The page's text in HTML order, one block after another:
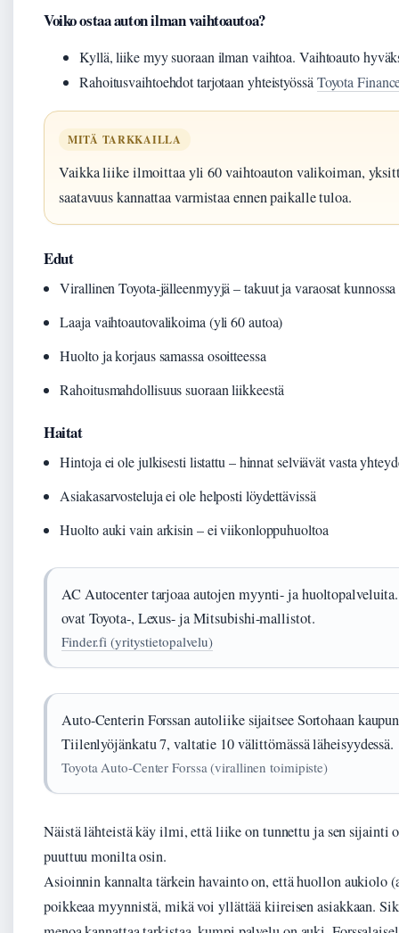
Voiko ostaa auton ilman vaihtoautoa?
Kyllä, liike myy suoraan ilman vaihtoa. Vaihtoauto
Rahoitusvaihtoehdot tarjotaan yhteistyössäToyota
MITÄ TARKKAILLA
Vaikka liike ilmoittaa yli 60 vaihtoauton valikoiman,
saatavuus kannattaa varmistaa ennen paikalle tuloa.
Edut
Virallinen Toyota-jälleenmyyjä – takuut ja varaosat kunnossa
Laaja vaihtoautovalikoima (yli 60 autoa)
Huolto ja korjaus samassa osoitteessa
Rahoitusmahdollisuus suoraan liikkeestä
Haitat
Hintoja ei ole julkisesti listattu – hinnat selviävät vasta
Asiakasarvosteluja ei ole helposti löydettävissä
Huolto auki vain arkisin – ei viikonloppuhuoltoa
AC Autocenter tarjoaa autojen myynti- ja
ovat Toyota-, Lexus- ja Mitsubishi-mallistot.
Finder.fi (yritystietopalvelu)
Auto-Centerin Forssan autoliike sijaitsee Sortohaan
Tiilenlyöjänkatu 7, valtatie 10 välittömässä läheisyydessä.
Toyota Auto-Center Forssa (virallinen toimipiste)
Näistä lähteistä käy ilmi, että liike on tunnettu ja sen sijainti
puuttuu monilta osin.
Asioinnin kannalta tärkein havainto on, että huollon aukiolo
poikkeaa myynnistä, mikä voi yllättää kiireisen asiakkaan.